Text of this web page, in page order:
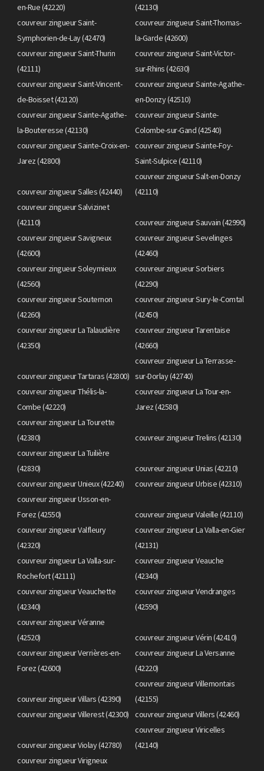
en-Rue (42220)
(42130)
couvreur zingueur Saint-
Symphorien-de-Lay (42470)
couvreur zingueur Saint-Thomas-
la-Garde (42600)
couvreur zingueur Saint-Thurin
(42111)
couvreur zingueur Saint-Victor-
sur-Rhins (42630)
couvreur zingueur Saint-Vincent-
de-Boisset (42120)
couvreur zingueur Sainte-Agathe-
en-Donzy (42510)
couvreur zingueur Sainte-Agathe-
la-Bouteresse (42130)
couvreur zingueur Sainte-
Colombe-sur-Gand (42540)
couvreur zingueur Sainte-Croix-en-
Jarez (42800)
couvreur zingueur Sainte-Foy-
Saint-Sulpice (42110)
couvreur zingueur Salles (42440)
couvreur zingueur Salt-en-Donzy
(42110)
couvreur zingueur Salvizinet
(42110)
couvreur zingueur Sauvain (42990)
couvreur zingueur Savigneux
(42600)
couvreur zingueur Sevelinges
(42460)
couvreur zingueur Soleymieux
(42560)
couvreur zingueur Sorbiers
(42290)
couvreur zingueur Souternon
(42260)
couvreur zingueur Sury-le-Comtal
(42450)
couvreur zingueur La Talaudière
(42350)
couvreur zingueur Tarentaise
(42660)
couvreur zingueur Tartaras (42800)
couvreur zingueur La Terrasse-
sur-Dorlay (42740)
couvreur zingueur Thélis-la-
Combe (42220)
couvreur zingueur La Tour-en-
Jarez (42580)
couvreur zingueur La Tourette
(42380)
couvreur zingueur Trelins (42130)
couvreur zingueur La Tuilière
(42830)
couvreur zingueur Unias (42210)
couvreur zingueur Unieux (42240)
couvreur zingueur Urbise (42310)
couvreur zingueur Usson-en-
Forez (42550)
couvreur zingueur Valeille (42110)
couvreur zingueur Valfleury
(42320)
couvreur zingueur La Valla-en-Gier
(42131)
couvreur zingueur La Valla-sur-
Rochefort (42111)
couvreur zingueur Veauche
(42340)
couvreur zingueur Veauchette
(42340)
couvreur zingueur Vendranges
(42590)
couvreur zingueur Véranne
(42520)
couvreur zingueur Vérin (42410)
couvreur zingueur Verrières-en-
Forez (42600)
couvreur zingueur La Versanne
(42220)
couvreur zingueur Villars (42390)
couvreur zingueur Villemontais
(42155)
couvreur zingueur Villerest (42300)
couvreur zingueur Villers (42460)
couvreur zingueur Violay (42780)
couvreur zingueur Viricelles
(42140)
couvreur zingueur Virigneux